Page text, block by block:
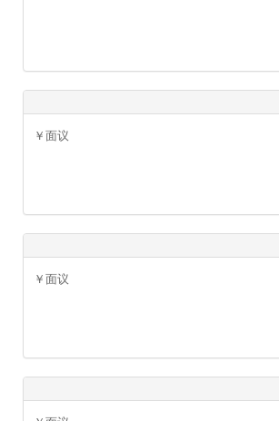
￥面议
￥面议
￥面议
￥面议
￥面议